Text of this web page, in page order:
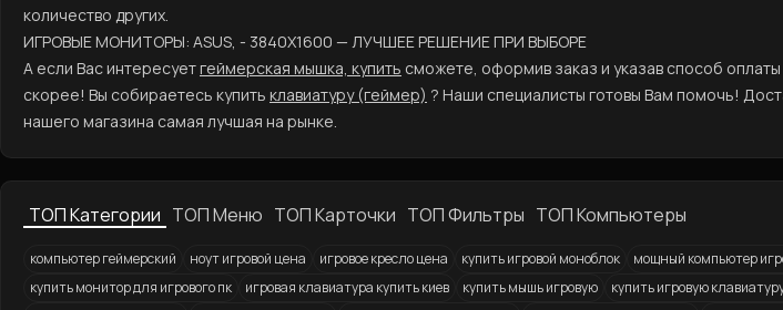
количество других.
ИГРОВЫЕ МОНИТОРЫ: ASUS, - 3840X1600 — ЛУЧШЕЕ РЕШЕНИЕ ПРИ ВЫБОРЕ
А если Вас интересуетгеймерская мышка, купить сможете, оформив заказ и указав способ оплаты
скорее! Вы собираетесь купить клавиатуру (геймер) ? Наши специалисты готовы Вам помочь!
нашего магазина самая лучшая на рынке.
ТОП Категории ТОП Меню ТОП Карточки ТОП Фильтры ТОП Компьютеры
компьютер геймерский ноут игровой цена игровое кресло цена купить игровой моноблок мощный компьютер
купить монитор для игрового пк
игровая клавиатура купить киев купить мышь игровую купить игровую